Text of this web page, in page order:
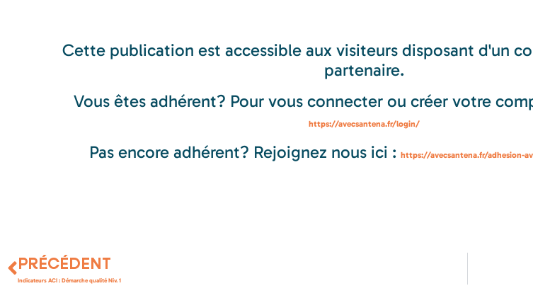
Cette publication est accessible aux visiteurs disposant d'un
partenaire.
Vous êtes adhérent? Pour vous connecter ou créer votre
https://avecsantena.fr/login/
Pas encore adhérent? Rejoignez nous ici : https://avecsantena.fr/adhesion-
PRÉCÉDENT
Indicateurs ACI : Démarche qualité Niv. 1